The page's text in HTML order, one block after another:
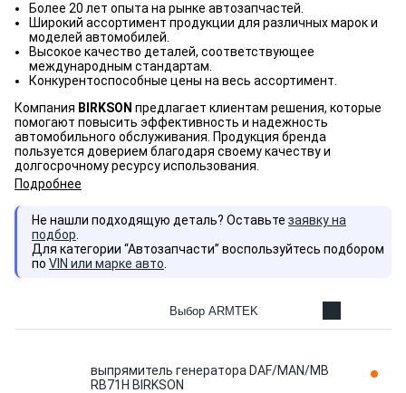
Более 20 лет опыта на рынке автозапчастей.
Широкий ассортимент продукции для различных марок и
моделей автомобилей.
Высокое качество деталей, соответствующее
международным стандартам.
Конкурентоспособные цены на весь ассортимент.
Компания BIRKSON предлагает клиентам решения, которые
помогают повысить эффективность и надежность
автомобильного обслуживания. Продукция бренда
пользуется доверием благодаря своему качеству и
долгосрочному ресурсу использования.
Подробнее
Не нашли подходящую деталь? Оставьте заявку на
подбор
Для категории “Автозапчасти” воспользуйтесь подбором
по VIN или марке авто
Выбор ARMTEK
выпрямитель генератора DAF/MAN/MB
RB71H BIRKSON